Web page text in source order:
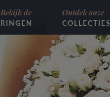
Bekijk de
RINGEN
Ontdek onze
COLLECTIES